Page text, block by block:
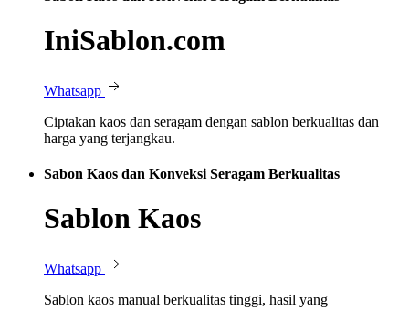
IniSablon.com
Whatsapp
Ciptakan kaos dan seragam dengan sablon berkualitas dan
harga yang terjangkau.
Sabon Kaos dan Konveksi Seragam Berkualitas
Sablon Kaos
Whatsapp
Sablon kaos manual berkualitas tinggi, hasil yang